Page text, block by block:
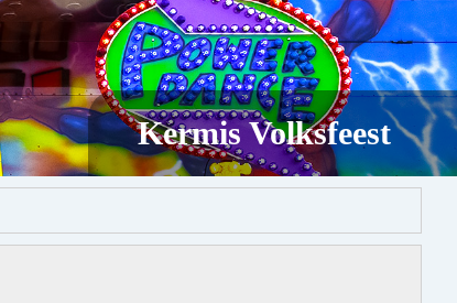
Kermis Volksfeest